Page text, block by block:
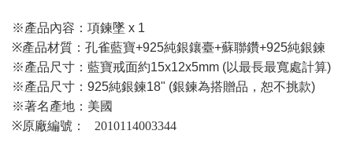
※產品內容： 項鍊墜 x 1
※產品材質： 孔雀藍寶+925純銀鑲臺+蘇聯鑽+925純銀鍊
※產品尺寸： 藍寶戒面約15x12x5mm (以最長最寬處計算)
※產品尺寸： 925純銀鍊18" (銀鍊為搭贈品，恕不挑款)
※著名產地：美國
※原廠編號： 2010114003344